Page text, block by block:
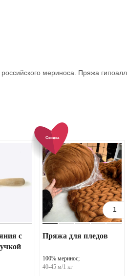
мериноса. Пряжа
с
Скидка
1
Пряжа для пледов
100% меринос;
40-45 м/1 кг